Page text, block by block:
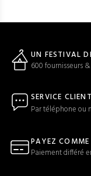
UN FESTIVAL
600 fournisseurs
SERVICE
Par téléphone ou
PAYEZ
Paiement différé